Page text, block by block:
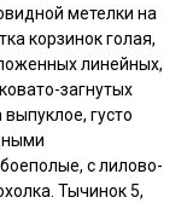
метелки на
корзинок голая,
линейных,
загнутых
густо
с лилово-
Тычинок 5,